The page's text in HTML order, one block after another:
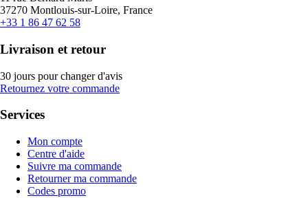
37270 Montlouis-sur-Loire, France
+33 1 86 47 62 58
Livraison et retour
30 jours pour changer d'avis
Retournez votre commande
Services
Mon compte
Centre d'aide
Suivre ma commande
Retourner ma commande
Codes promo